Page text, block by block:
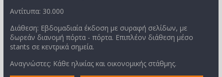
Αντίτυπα: 30.000
Διάθεση: Εβδομαδιαία έκδοση με συραφή σελίδων, με
δωρεάν διανομή πόρτα - πόρτα. Επιπλέον διάθεση μέσο
stants σε κεντρικά σημεία.
Αναγνώστες: Κάθε ηλικίας και οικονομικής στάθμης.